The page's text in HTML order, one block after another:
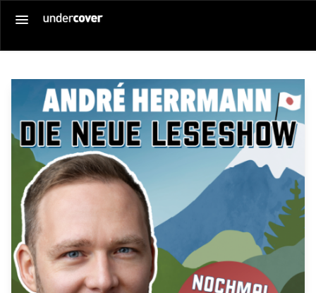
Alle Veranstaltungen
Gutschein kaufen
SERVICE
Über uns
Anmelden